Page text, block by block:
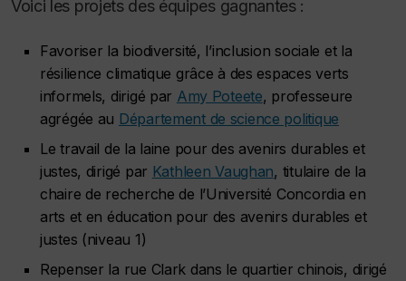
Voici les projets des équipes gagnantes :
Favoriser la biodiversité, l’inclusion sociale et la
résilience climatique grâce à des espaces verts
informels, dirigé par Amy Poteete, professeure
agrégée au Département de science politique
Le travail de la laine pour des avenirs durables et
justes, dirigé par Kathleen Vaughan, titulaire de la
chaire de recherche de l’Université Concordia en
arts et en éducation pour des avenirs durables et
justes (niveau 1)
Repenser la rue Clark dans le quartier chinois, dirigé